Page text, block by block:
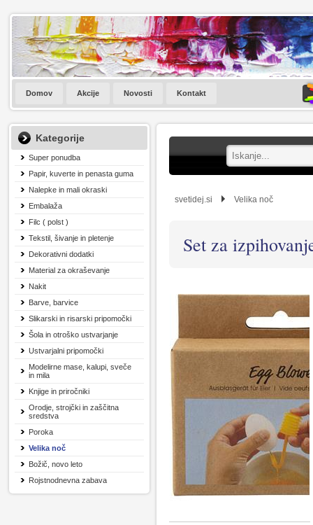
Domov Akcije Novosti Kontakt
Kategorije
Super ponudba
Papir, kuverte in penasta guma
Nalepke in mali okraski
Embalaža
Filc ( polst )
Tekstil, šivanje in pletenje
Dekorativni dodatki
Material za okraševanje
Nakit
Barve, barvice
Slikarski in risarski pripomočki
Šola in otroško ustvarjanje
Ustvarjalni pripomočki
Modelirne mase, kalupi, sveče
in mila
Knjige in priročniki
Orodje, strojčki in zaščitna
sredstva
Poroka
Velika noč
Božič, novo leto
Rojstnodnevna zabava
svetidej.si Velika noč
Set za